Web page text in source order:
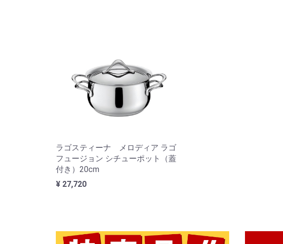
ラゴスティーナ メロディア ラゴ
フュージョン シチューポット（蓋
付き）20cm
¥ 27,720